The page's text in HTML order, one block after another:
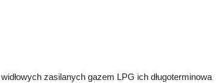
zasilanych gazem LPG ich długoterminowa